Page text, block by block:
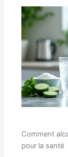
Comment
pour la santé